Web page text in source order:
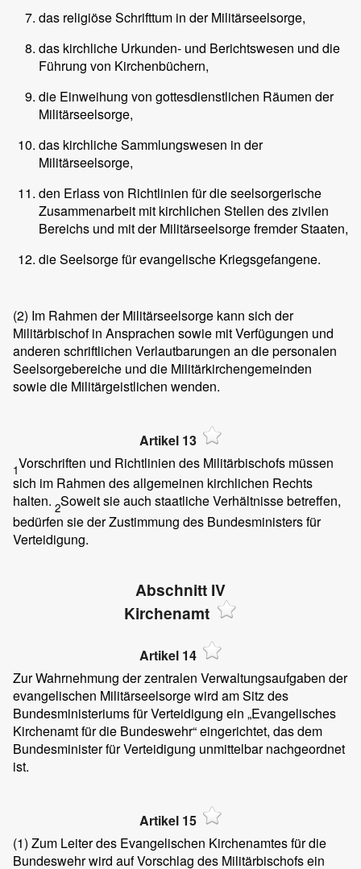
das religiöse Schrifttum in der Militärseelsorge,
das kirchliche Urkunden- und Berichtswesen und die
Führung von Kirchenbüchern,
die Einweihung von gottesdienstlichen Räumen der
Militärseelsorge,
das kirchliche Sammlungswesen in der
Militärseelsorge,
den Erlass von Richtlinien für die seelsorgerische
Zusammenarbeit mit kirchlichen Stellen des zivilen
Bereichs und mit der Militärseelsorge fremder Staaten,
die Seelsorge für evangelische Kriegsgefangene.
(2) Im Rahmen der Militärseelsorge kann sich der
Militärbischof in Ansprachen sowie mit Verfügungen und
anderen schriftlichen Verlautbarungen an die personalen
Seelsorgebereiche und die Militärkirchengemeinden
sowie die Militärgeistlichen wenden.
Artikel 13
1Vorschriften und Richtlinien des Militärbischofs müssen
sich im Rahmen des allgemeinen kirchlichen Rechts
halten. 2Soweit sie auch staatliche Verhältnisse betreffen,
bedürfen sie der Zustimmung des Bundesministers für
Verteidigung.
Abschnitt IV
Kirchenamt
Artikel 14
Zur Wahrnehmung der zentralen Verwaltungsaufgaben der
evangelischen Militärseelsorge wird am Sitz des
Bundesministeriums für Verteidigung ein „Evangelisches
Kirchenamt für die Bundeswehr“ eingerichtet, das dem
Bundesminister für Verteidigung unmittelbar nachgeordnet
ist.
Artikel 15
(1) Zum Leiter des Evangelischen Kirchenamtes für die
Bundeswehr wird auf Vorschlag des Militärbischofs ein